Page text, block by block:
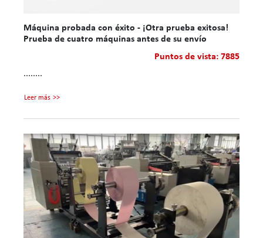
Máquina probada con éxito - ¡Otra prueba exitosa!
Prueba de cuatro máquinas antes de su envío
Puntos de vista: 7885
........
Leer más